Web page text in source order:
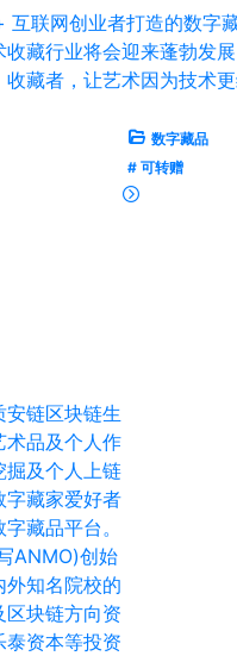
联网创业者打造的数字
藏行业将会迎来蓬勃发
藏者，让艺术因为技术
链区块链生
术品及个人作
掘及个人上链
字藏家爱好者
藏品平台。
ANMO)创始
外知名院校的
块链方向资
资本等投资
数字藏品
# 可转赠